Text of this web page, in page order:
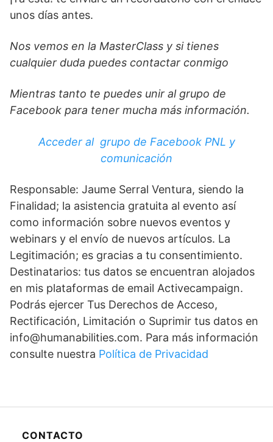
unos días antes.
Nos vemos en la MasterClass y si tienes
cualquier duda puedes contactar conmigo
Mientras tanto te puedes unir al grupo de
Facebook para tener mucha más información.
Acceder al grupo de Facebook PNL y
comunicación
Responsable: Jaume Serral Ventura, siendo la
Finalidad; la asistencia gratuita al evento así
como información sobre nuevos eventos y
webinars y el envío de nuevos artículos. La
Legitimación; es gracias a tu consentimiento.
Destinatarios: tus datos se encuentran alojados
en mis plataformas de email Activecampaign.
Podrás ejercer Tus Derechos de Acceso,
Rectificación, Limitación o Suprimir tus datos en
info@humanabilities.com. Para más información
consulte nuestra Política de Privacidad
CONTACTO